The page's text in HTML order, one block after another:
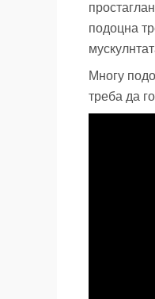
подоцна
Многу
треба да